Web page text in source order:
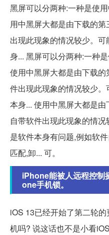
黑屏可以分两种:一种是使
用中黑屏大都是由下载的
出现此现象的情况较少。
身... 黑屏可以分两种:一种
使用中黑屏大都是由下载
件出现此现象的情况较少
本身... 使用中黑屏大都是
自带软件出现此现象的情
是软件本身有问题,例如软
匹配,卸... 可。
iPhone能被人远程控制
one手机锁。
iOS 13已经开始了第二轮
机吗? 说这话也不是小看